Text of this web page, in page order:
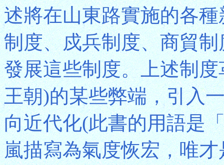
述將在山東路實施的各
制度、戍兵制度、商貿
發展這些制度。上述制
王朝)的某些弊端，引入
向近代化(此書的用語是
嵐描寫為氣度恢宏，唯